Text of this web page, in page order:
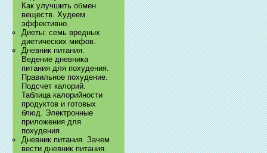
Как улучшить обмен
веществ. Худеем
эффективно.
Диеты: семь вредных
диетических мифов.
Дневник питания.
Ведение дневника
питания для похудения.
Правильное похудение.
Подсчет калорий.
Таблица калорийности
продуктов и готовых
блюд. Электронные
приложения для
похудения.
Дневник питания. Зачем
вести дневник питания.